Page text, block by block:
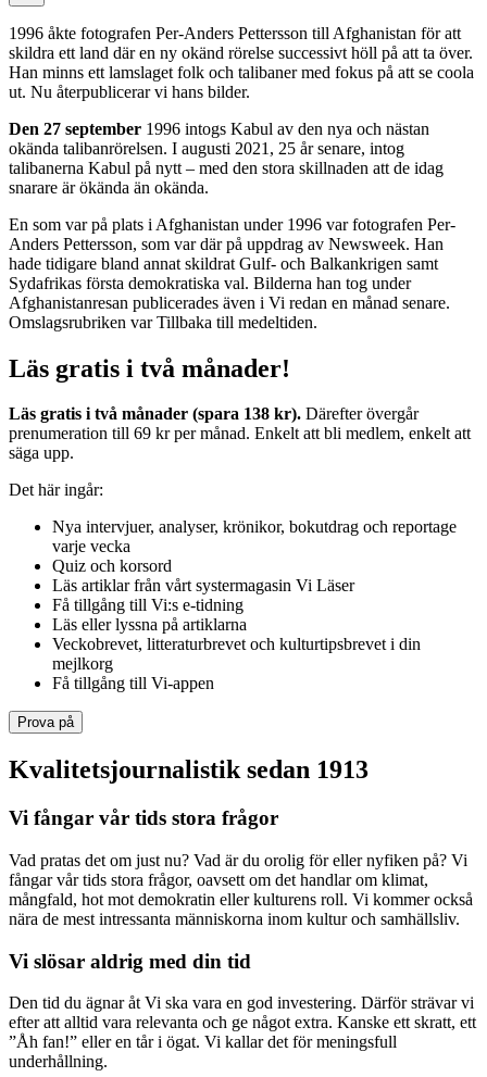
1996 åkte fotografen Per-Anders Pettersson till Afghanistan för att
skildra ett land där en ny okänd rörelse successivt höll på att ta över.
Han minns ett lamslaget folk och talibaner med fokus på att se coola
ut. Nu återpublicerar vi hans bilder.
Den 27 september 1996 intogs Kabul av den nya och nästan
okända talibanrörelsen. I augusti 2021, 25 år senare, intog
talibanerna Kabul på nytt – med den stora skillnaden att de idag
snarare är ökända än okända.
En som var på plats i Afghanistan under 1996 var fotografen Per-
Anders Pettersson, som var där på uppdrag av Newsweek. Han
hade tidigare bland annat skildrat Gulf- och Balkankrigen samt
Sydafrikas första demokratiska val. Bilderna han tog under
Afghanistanresan publicerades även i Vi redan en månad senare.
Omslagsrubriken var Tillbaka till medeltiden.
Läs gratis i två månader!
Läs gratis i två månader (spara 138 kr). Därefter övergår
prenumeration till 69 kr per månad. Enkelt att bli medlem, enkelt att
säga upp.
Det här ingår:
Nya intervjuer, analyser, krönikor, bokutdrag och reportage
varje vecka
Quiz och korsord
Läs artiklar från vårt systermagasin Vi Läser
Få tillgång till Vi:s e-tidning
Läs eller lyssna på artiklarna
Veckobrevet, litteraturbrevet och kulturtipsbrevet i din
mejlkorg
Få tillgång till Vi-appen
Prova på
Kvalitetsjournalistik sedan 1913
Vi fångar vår tids stora frågor
Vad pratas det om just nu? Vad är du orolig för eller nyfiken på? Vi
fångar vår tids stora frågor, oavsett om det handlar om klimat,
mångfald, hot mot demokratin eller kulturens roll. Vi kommer också
nära de mest intressanta människorna inom kultur och samhällsliv.
Vi slösar aldrig med din tid
Den tid du ägnar åt Vi ska vara en god investering. Därför strävar vi
efter att alltid vara relevanta och ge något extra. Kanske ett skratt, ett
”Åh fan!” eller en tår i ögat. Vi kallar det för meningsfull
underhållning.